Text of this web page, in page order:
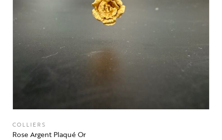
COLLIERS
Rose Argent Plaqué Or